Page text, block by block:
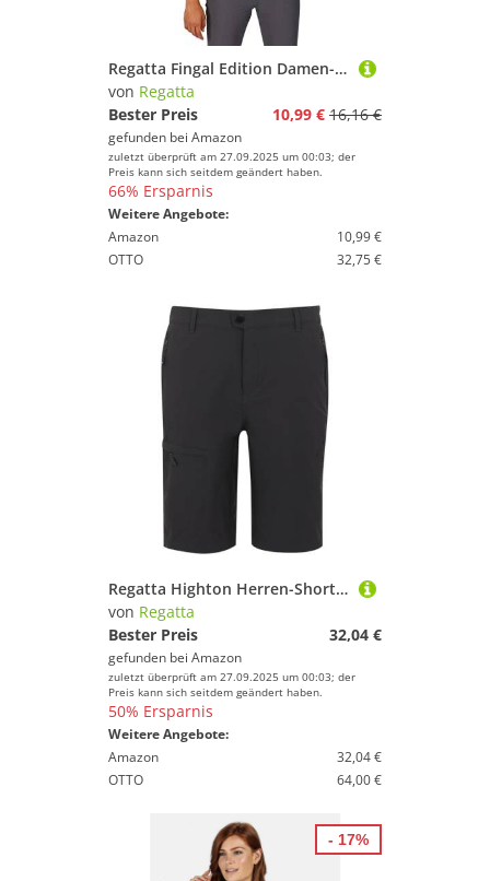
Regatta Fingal Edition Damen-T-Shirt, Schwarz, 42
von Regatta
Bester Preis
10,99 € 16,16 €
gefunden bei Amazon
zuletzt überprüft am 27.09.2025 um 00:03; der
Preis kann sich seitdem geändert haben.
66% Ersparnis
Weitere Angebote:
Amazon
10,99 €
OTTO
32,75 €
Regatta Highton Herren-Shorts, wasserabweisend und mehrere Taschen, für Outdoor-Aktivitäten, ideal zum Wandern und Camping, Grau
von Regatta
Bester Preis
32,04 €
gefunden bei Amazon
zuletzt überprüft am 27.09.2025 um 00:03; der
Preis kann sich seitdem geändert haben.
50% Ersparnis
Weitere Angebote:
Amazon
32,04 €
OTTO
64,00 €
- 17%